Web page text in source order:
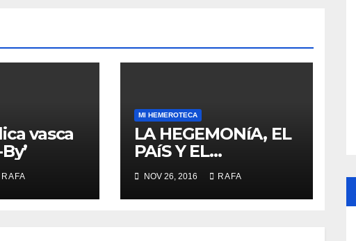
vasca
RAFA
MI HEMEROTECA
LA HEGEMONíA, EL
PAíS Y EL
«MOMENTO RAFA
LARREINA»
NOV 26, 2016 RAFA